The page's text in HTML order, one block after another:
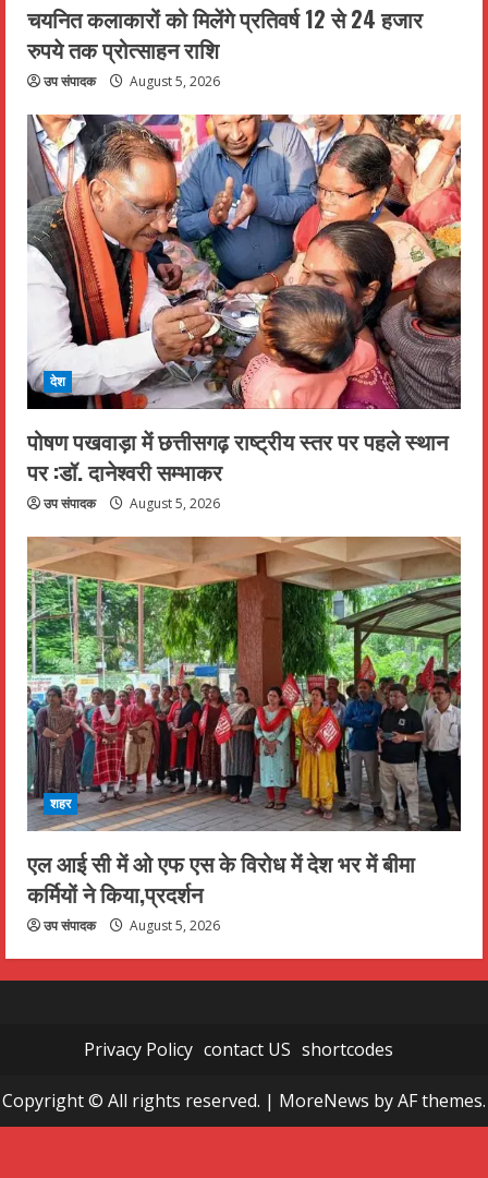
चयनित कलाकारों को मिलेंगे प्रतिवर्ष 12 से 24 हजार
रुपये तक प्रोत्साहन राशि
उप संपादक August 5, 2026
देश
पोषण पखवाड़ा में छत्तीसगढ़ राष्ट्रीय स्तर पर पहले स्थान
पर :डॉ. दानेश्वरी सम्भाकर
उप संपादक August 5, 2026
शहर
एल आई सी में ओ एफ एस के विरोध में देश भर में बीमा
कर्मियों ने किया,प्रदर्शन
उप संपादक August 5, 2026
Privacy Policy contact US shortcodes
Copyright © All rights reserved. | MoreNews by AF themes.